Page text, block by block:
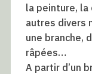
la peinture, la
autres divers
une branche,
râpées…
A partir d’un